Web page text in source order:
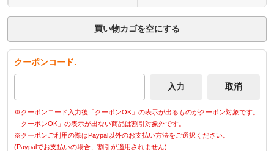
買い物カゴを空にする
クーポンコード.
※クーポンコード入力後「クーポンOK」の表示が出るものがクーポン対象です。
「クーポンOK」の表示が出ない商品は割引対象外です。
※クーポンご利用の際はPaypal以外のお支払い方法をご選択ください。
(Paypalでお支払いの場合、割引が適用されません)